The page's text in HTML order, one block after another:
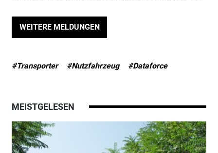
WEITERE MELDUNGEN
#Transporter #Nutzfahrzeug #Dataforce
MEISTGELESEN